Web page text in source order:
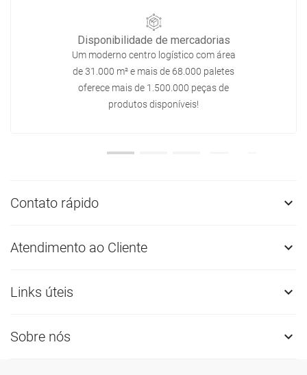
Disponibilidade de mercadorias
Um moderno centro logístico com área
de 31.000 m² e mais de 68.000 paletes
oferece mais de 1.500.000 peças de
produtos disponíveis!
Contato rápido 
Atendimento ao Cliente 
Links úteis 
Sobre nós 